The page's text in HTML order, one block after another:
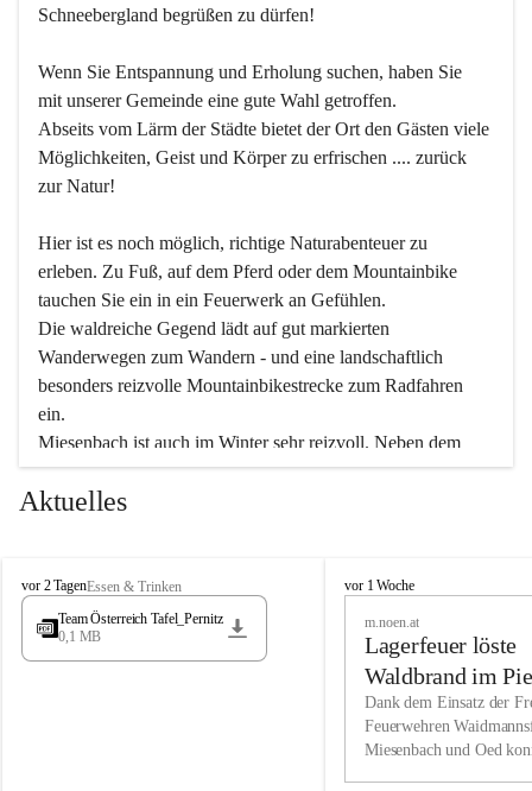
Schneebergland begrüßen zu dürfen!
Wenn Sie Entspannung und Erholung suchen, haben Sie
mit unserer Gemeinde eine gute Wahl getroffen.
Abseits vom Lärm der Städte bietet der Ort den Gästen viele
Möglichkeiten, Geist und Körper zu erfrischen .... zurück
zur Natur!
Hier ist es noch möglich, richtige Naturabenteuer zu
erleben. Zu Fuß, auf dem Pferd oder dem Mountainbike
tauchen Sie ein in ein Feuerwerk an Gefühlen.
Die waldreiche Gegend lädt auf gut markierten
Wanderwegen zum Wandern - und eine landschaftlich
besonders reizvolle Mountainbikestrecke zum Radfahren
ein.
Miesenbach ist auch im Winter sehr reizvoll. Neben dem
Eisstockschießen gibt es auf dem nahe gelegenen Unterberg
wunderschöne Naturschneepisten, die zum Schifahren oder
vielfältige Angebot unserer Kulturvereine.
Überzeugen Sie sich selbst, dass Sie in Miesenbach sowie
in den Beherbergungsbetrieben, Gaststätten und urigen
Wir kennen Miesenbach als lebens- und liebenswerten Ort.
Tradition und Innovation werden ebenso groß geschrieben
Aktuelles
M
i
s
vor 2 TagenEssen & Trinken
Team Österreich Tafel_Pernitz
0,1 MB
M
h
vor 1 Woche
m.noen.at
Lagerfeuer löste
Waldbrand im
aus
Dank dem Einsatz der
Feuerwehren
Miesenbach und Oed